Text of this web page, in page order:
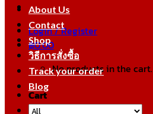
Login / Register
฿0.00
No products in the cart.
Cart
About Us
Contact
Shop
วิธีการสั่งซื้อ
Track your order
Blog